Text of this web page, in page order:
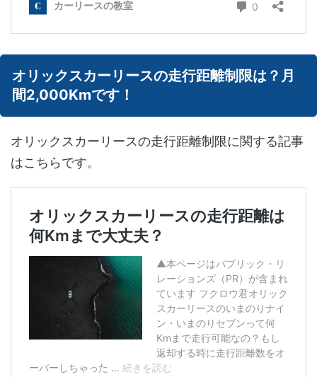
オリックスカーリースの走行距離制限は？月
間2,000Kmです！
オリックスカーリースの走行距離制限に関する記事
はこちらです。